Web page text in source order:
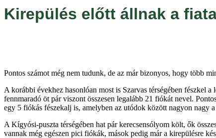
Kirepülés előtt állnak a
Pontos számot még nem tudunk, de az már bizonyos, hogy több
A korábbi évekhez hasonlóan most is Szarvas térségében fészkel
fennmaradó öt pár viszont összesen legalább 21 fiókát nevel.
egy 5 fiókás fészekalj is, amelyben az utódok között nagyon nagy
A Kígyósi-puszta térségében hat pár kerecsensólyom költ, ők
vannak még egészen pici fiókák, mások pedig már a kirepülésre